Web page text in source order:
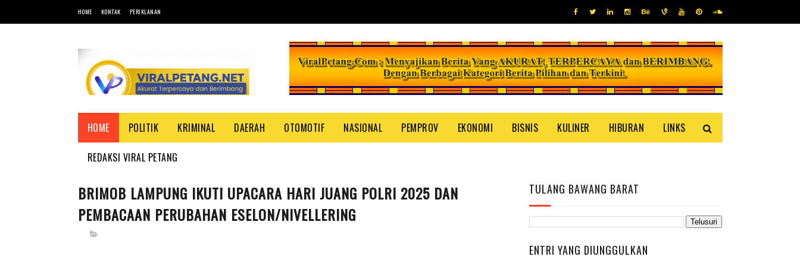
HOME KONTAK PERIKLANAN
HOME POLITIK KRIMINAL DAERAH OTOMOTIF NASIONAL PEMPROV EKONOMI BISNIS KULINER HIBURAN LINKS
REDAKSI VIRAL PETANG
BRIMOB LAMPUNG IKUTI UPACARA HARI JUANG POLRI 2025 DAN
PEMBACAAN PERUBAHAN ESELON/NIVELLERING
TULANG BAWANG BARAT
ENTRI YANG DIUNGGULKAN